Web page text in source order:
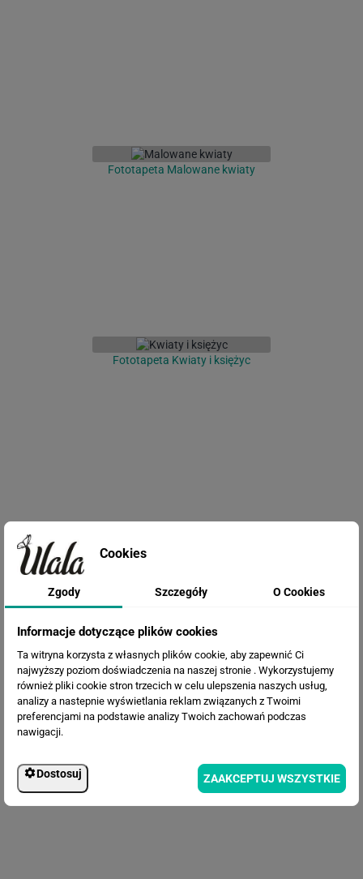
Fototapeta Malowane kwiaty
Fototapeta Kwiaty i księżyc
Fototapeta Egzotyczne kwiaty
Cookies
Zgody Szczegóły O Cookies
Informacje dotyczące plików cookies
Ta witryna korzysta z własnych plików cookie, aby zapewnić Ci
najwyższy poziom doświadczenia na naszej stronie . Wykorzystujemy
również pliki cookie stron trzecich w celu ulepszenia naszych usług,
analizy a nastepnie wyświetlania reklam związanych z Twoimi
preferencjami na podstawie analizy Twoich zachowań podczas
nawigacji.
Dostosuj ZAAKCEPTUJ WSZYSTKIE